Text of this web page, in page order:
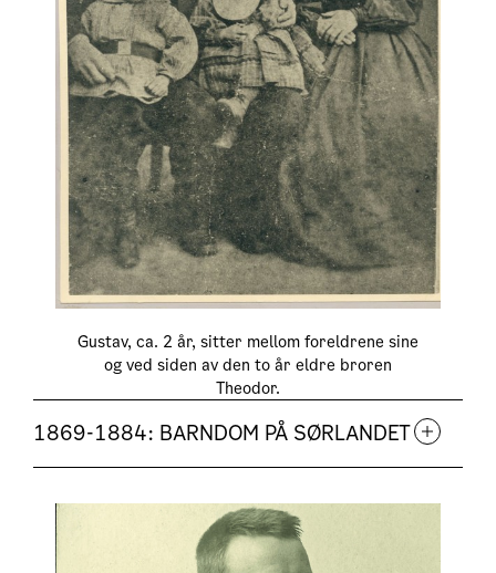
Gustav, ca. 2 år, sitter mellom foreldrene sine
og ved siden av den to år eldre broren
Theodor.
1869-1884: BARNDOM PÅ SØRLANDET